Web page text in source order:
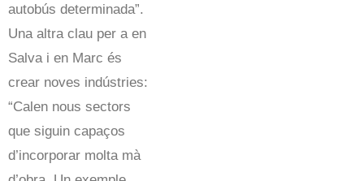
autobús determinada”.
Una altra clau per a en
Salva i en Marc és
crear noves indústries:
“Calen nous sectors
que siguin capaços
d’incorporar molta mà